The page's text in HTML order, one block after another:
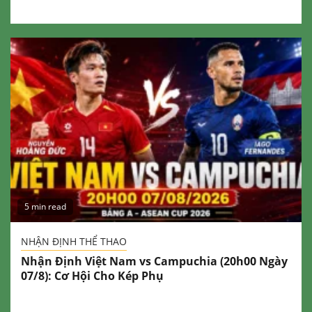
5 min read
NHẬN ĐỊNH THỂ THAO
Nhận Định Việt Nam vs Campuchia (20h00 Ngày
07/8): Cơ Hội Cho Kép Phụ